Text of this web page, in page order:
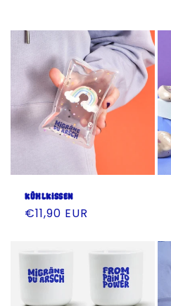
Kühlkissen
Normaler
€11,90 EUR